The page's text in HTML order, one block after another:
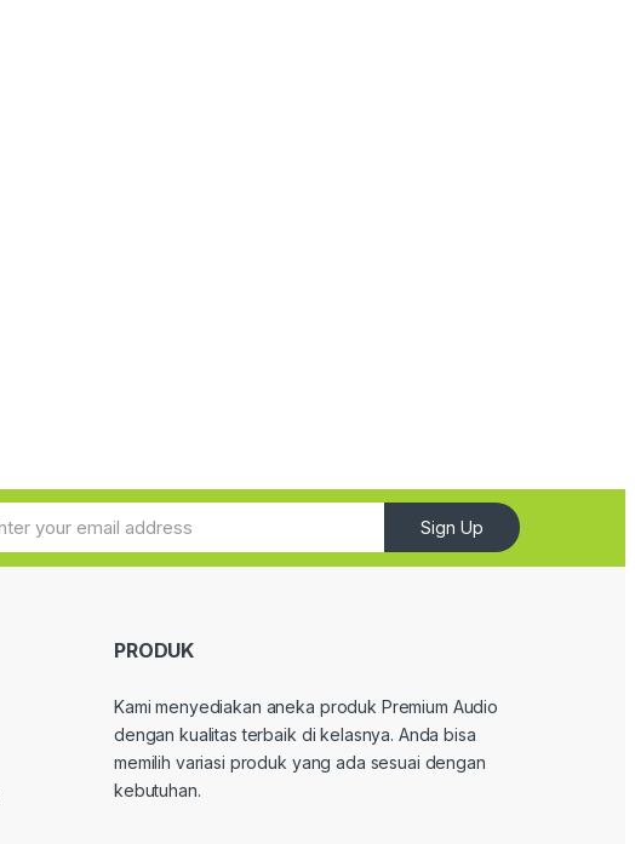
Sign Up
PRODUK
Kami menyediakan aneka produk Premium Audio
dengan kualitas terbaik di kelasnya. Anda bisa
memilih variasi produk yang ada sesuai dengan
kebutuhan.